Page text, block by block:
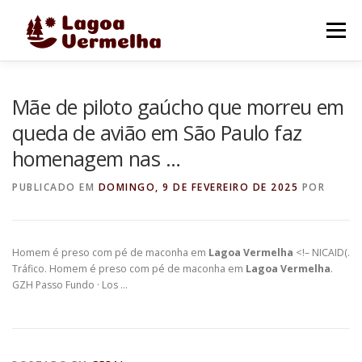
Menu
Mãe de piloto gaúcho que morreu em
queda de avião em São Paulo faz
homenagem nas …
PUBLICADO EM DOMINGO, 9 DE FEVEREIRO DE 2025 POR
Homem é preso com pé de maconha em Lagoa Vermelha <!– NICAID(.
Tráfico. Homem é preso com pé de maconha em Lagoa Vermelha.
GZH Passo Fundo · Los …